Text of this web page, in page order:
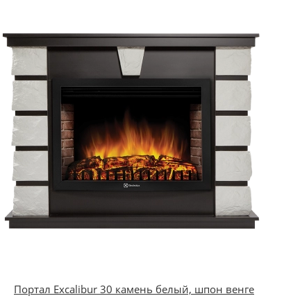
Портал Excalibur 30 камень белый, шпон венге